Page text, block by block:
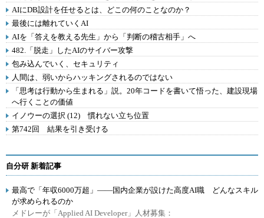
AIにDB設計を任せるとは、どこの何のことなのか？
最後には離れていくAI
AIを「答えを教える先生」から「判断の稽古相手」へ
482.「脱走」したAIのサイバー攻撃
包み込んでいく、セキュリティ
人間は、弱いからハッキングされるのではない
「思考は行動から生まれる」説。20年コードを書いて悟った、建設現場
へ行くことの価値
イノウーの選択 (12) 慣れない立ち位置
第742回 結果を引き受ける
自分研 新着記事
最高で「年収6000万超」――国内企業が設けた高度AI職 どんなスキル
が求められるのか
メドレーが「Applied AI Developer」人材募集：